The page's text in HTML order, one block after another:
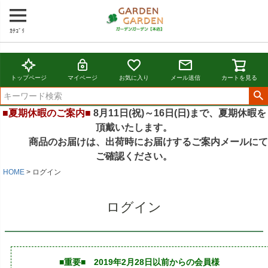
ｶﾃｺﾞﾘ
トップページ マイページ お気に入り メール送信 カートを見る
■夏期休暇のご案内■ 8月11日(祝)～16日(日)まで、夏期休暇を
頂戴いたします。
商品のお届けは、出荷時にお届けするご案内メールにて
ご確認ください。
HOME ログイン
ログイン
■重要■ 2019年2月28日以前からの会員様